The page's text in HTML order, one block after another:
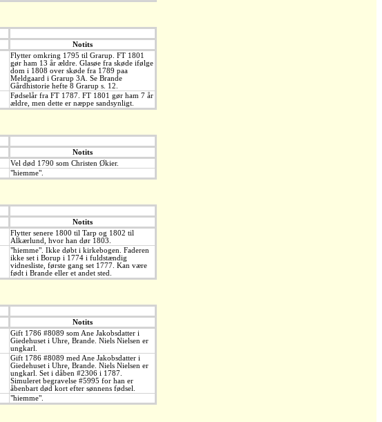
Notits
Flytter omkring 1795 til Grarup. FT 1801
gør ham 13 år ældre. Glasøe fra skøde ifølge
dom i 1808 over skøde fra 1789 paa
Meldgaard i Grarup 3A. Se Brande
Gårdhistorie hefte 8 Grarup s. 12.
Fødselår fra FT 1787. FT 1801 gør ham 7 år
ældre, men dette er næppe sandsynligt.
Notits
Vel død 1790 som Christen Økier.
"hiemme".
Notits
Flytter senere 1800 til Tarp og 1802 til
Alkærlund, hvor han dør 1803.
"hiemme". Ikke døbt i kirkebogen. Faderen
ikke set i Borup i 1774 i fuldstændig
vidnesliste, første gang set 1777. Kan være
født i Brande eller et andet sted.
Notits
Gift 1786 #8089 som Ane Jakobsdatter i
Giedehuset i Uhre, Brande. Niels Nielsen er
ungkarl.
Gift 1786 #8089 med Ane Jakobsdatter i
Giedehuset i Uhre, Brande. Niels Nielsen er
ungkarl. Set i dåben #2306 i 1787.
Simuleret begravelse #5995 for han er
åbenbart død kort efter sønnens fødsel.
"hiemme".